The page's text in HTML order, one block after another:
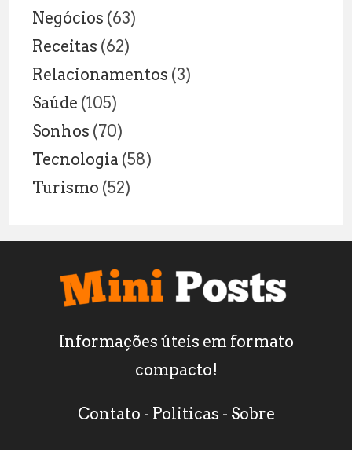
Negócios (63)
Receitas (62)
Relacionamentos (3)
Saúde (105)
Sonhos (70)
Tecnologia (58)
Turismo (52)
Informações úteis em formato
compacto!
Contato - Politicas - Sobre